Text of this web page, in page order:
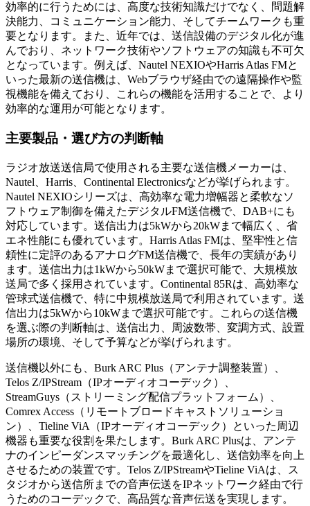
効率的に行うためには、高度な技術知識だけでなく、問題解
決能力、コミュニケーション能力、そしてチームワークも重
要となります。また、近年では、送信設備のデジタル化が進
んでおり、ネットワーク技術やソフトウェアの知識も不可欠
となっています。例えば、Nautel NEXIOやHarris Atlas FMと
いった最新の送信機は、Webブラウザ経由での遠隔操作や監
視機能を備えており、これらの機能を活用することで、より
効率的な運用が可能となります。
主要製品・選び方の判断軸
ラジオ放送送信局で使用される主要な送信機メーカーは、
Nautel、Harris、Continental Electronicsなどが挙げられます。
Nautel NEXIOシリーズは、高効率な電力増幅器と柔軟なソ
フトウェア制御を備えたデジタルFM送信機で、DAB+にも
対応しています。送信出力は5kWから20kWまで幅広く、省
エネ性能にも優れています。Harris Atlas FMは、堅牢性と信
頼性に定評のあるアナログFM送信機で、長年の実績があり
ます。送信出力は1kWから50kWまで選択可能で、大規模放
送局で多く採用されています。Continental 85Rは、高効率な
管球式送信機で、特に中規模放送局で利用されています。送
信出力は5kWから10kWまで選択可能です。これらの送信機
を選ぶ際の判断軸は、送信出力、周波数帯、変調方式、設置
場所の環境、そして予算などが挙げられます。
送信機以外にも、Burk ARC Plus（アンテナ調整装置）、
Telos Z/IPStream（IPオーディオコーデック）、
StreamGuys（ストリーミング配信プラットフォーム）、
Comrex Access（リモートブロードキャストソリューショ
ン）、Tieline ViA（IPオーディオコーデック）といった周辺
機器も重要な役割を果たします。Burk ARC Plusは、アンテ
ナのインピーダンスマッチングを最適化し、送信効率を向上
させるための装置です。Telos Z/IPStreamやTieline ViAは、ス
タジオから送信所までの音声伝送をIPネットワーク経由で行
うためのコーデックで、高品質な音声伝送を実現します。